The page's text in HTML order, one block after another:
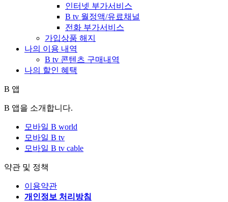
인터넷 부가서비스
B tv 월정액/유료채널
전화 부가서비스
가입상품 해지
나의 이용 내역
B tv 콘텐츠 구매내역
나의 할인 혜택
B 앱
B 앱을 소개합니다.
모바일 B world
모바일 B tv
모바일 B tv cable
약관 및 정책
이용약관
개인정보 처리방침